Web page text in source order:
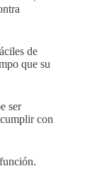
de
que su
ser
con